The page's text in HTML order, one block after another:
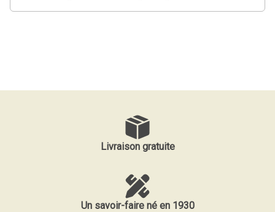
Livraison gratuite
Un savoir-faire né en 1930